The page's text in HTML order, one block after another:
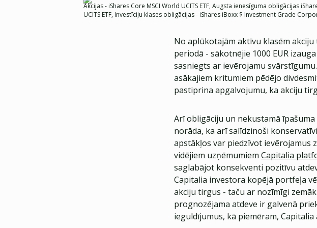
Akcijas - iShares Core MSCI World UCITS ETF, Augsta ienesīguma obligācijas
UCITS ETF, Investīciju klases obligācijas - iShares iBoxx $ Investment Grade
No aplūkotajām aktīvu klasēm
periodā - sākotnējie 1000 EUR
sasniegts ar ievērojamu
asākajiem kritumiem pēdējo
pastiprina apgalvojumu, ka akciju
Arī obligāciju un nekustamā
norāda, ka arī salīdzinoši
apstākļos var piedzīvot ievērojamus
vidējiem uzņēmumiem Capitalia
saglabājot konsekventi pozitīvu
Capitalia investora kopējā portfeļa
akciju tirgus - taču ar nozīmīgi
prognozējama atdeve ir galvenā
ieguldījumus, kā piemēram,